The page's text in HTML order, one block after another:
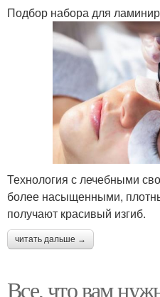
Подбор набора для
Технология с лечебными
более насыщенными,
получают красивый изгиб.
читать дальше →
Все, что вам